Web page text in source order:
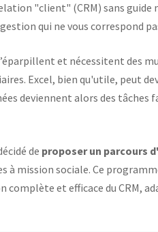
"client" (CRM) sans guide
qui ne vous correspond
et nécessitent des
Excel, bien qu'utile, peut
deviennent alors des tâches
de proposer un parcours
à mission sociale. Ce
et efficace du CRM,